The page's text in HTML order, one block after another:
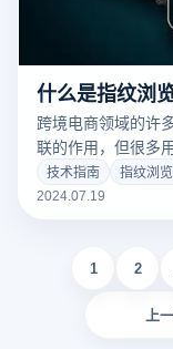
跨境电商领域的许
联的作用，但很多
有哪些强大的功能
法和优势，帮助用
技术指南
指纹浏
2024.07.19
上
1 2